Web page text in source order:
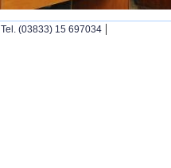
Tel. (03833) 15 697034 |